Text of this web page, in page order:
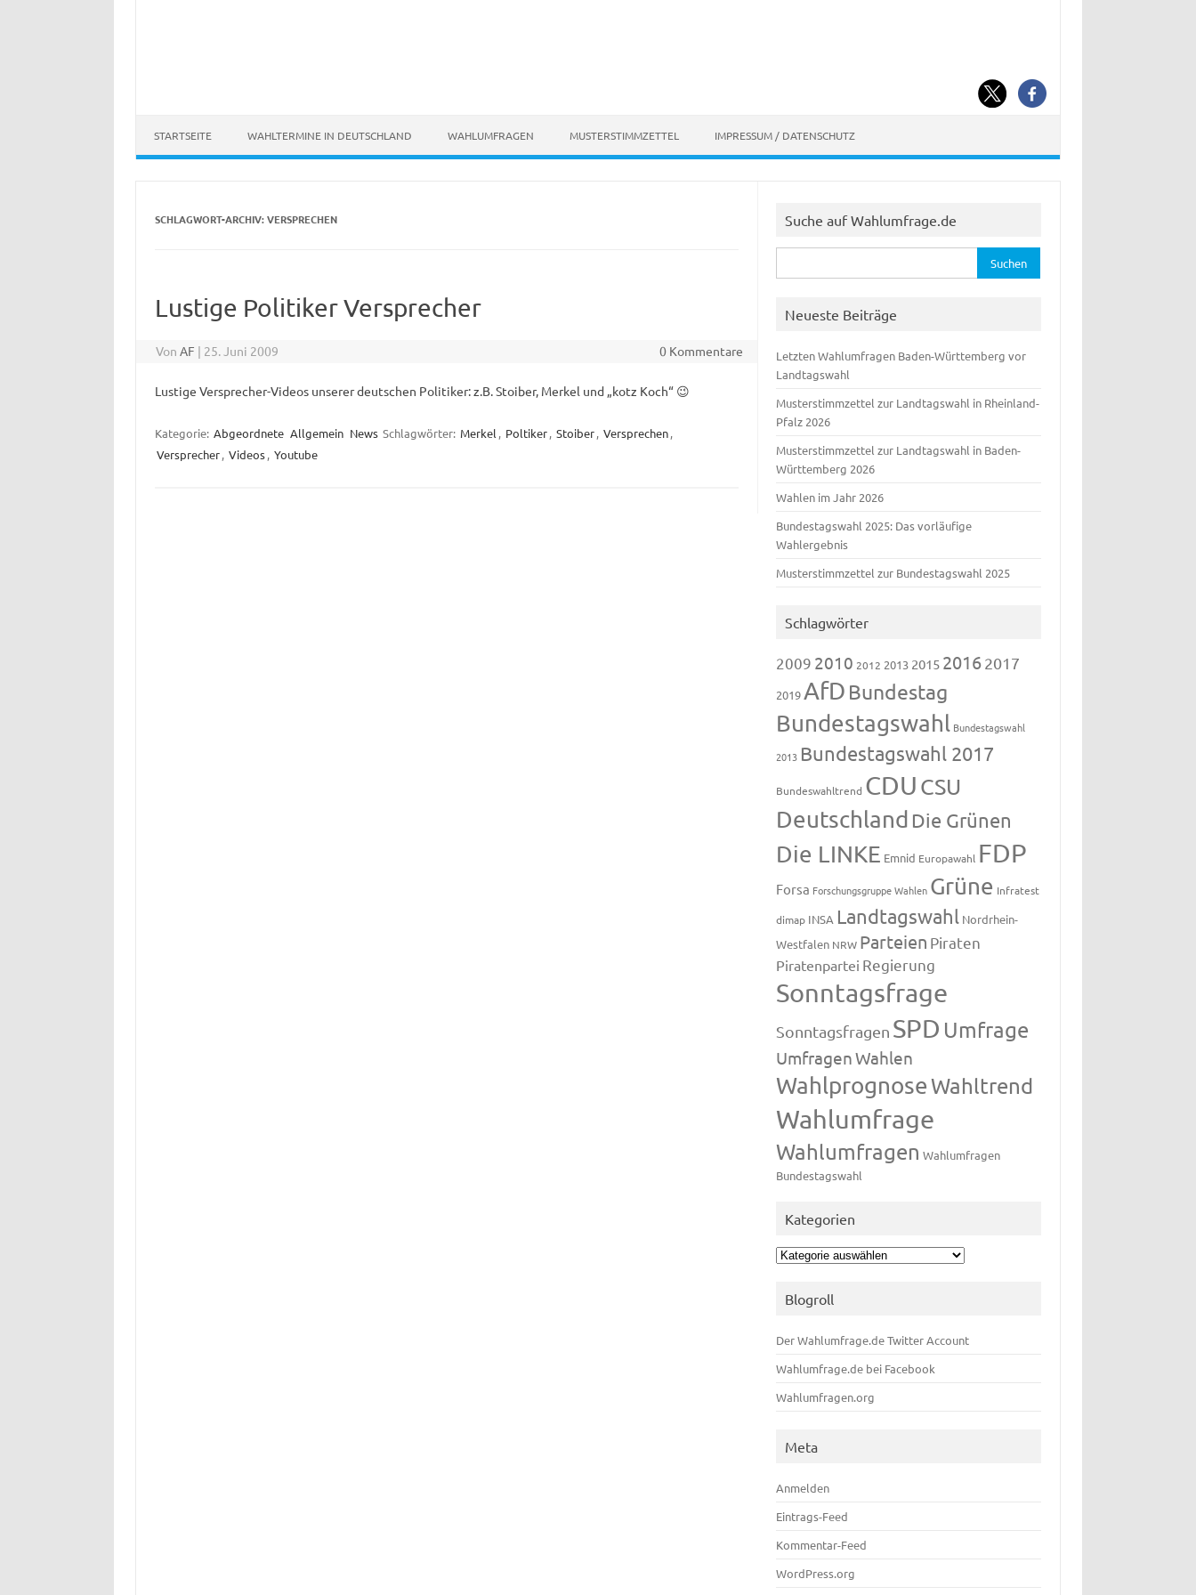
STARTSEITE WAHLTERMINE IN DEUTSCHLAND WAHLUMFRAGEN MUSTERSTIMMZETTEL IMPRESSUM / DATENSCHUTZ
SCHLAGWORT-ARCHIV:VERSPRECHEN
Lustige Politiker Versprecher
VonAF | 25. Juni 2009 0 Kommentare
Lustige Versprecher-Videos unserer deutschen Politiker: z.B. Stoiber, Merkel und „kotz Koch“ 😉
Kategorie: Abgeordnete Allgemein News Schlagwörter: Merkel , Poltiker, Stoiber, Versprechen,
Versprecher, Videos, Youtube
Suche auf Wahlumfrage.de
nach:
Neueste Beiträge
Letzten Wahlumfragen Baden-Württemberg vor
Landtagswahl
Musterstimmzettel zur Landtagswahl in Rheinland-
Pfalz 2026
Musterstimmzettel zur Landtagswahl in Baden-
Württemberg 2026
Wahlen im Jahr 2026
Bundestagswahl 2025: Das vorläufige
Wahlergebnis
Musterstimmzettel zur Bundestagswahl 2025
Schlagwörter
2009 2010 2012 2013 2015 20162017
2019AfD Bundestag
Bundestagswahl Bundestagswahl
2013 Bundestagswahl 2017
Bundeswahltrend CDUCSU
Deutschland Die Grünen
Die LINKE Emnid Europawahl FDP
Forsa Forschungsgruppe Wahlen Grüne Infratest
dimap INSA Landtagswahl Nordrhein-
Westfalen NRW Parteien Piraten
Piratenpartei Regierung
Sonntagsfrage
Sonntagsfragen SPD Umfrage
UmfragenWahlen
WahlprognoseWahltrend
Wahlumfrage
Wahlumfragen Wahlumfragen
Bundestagswahl
Kategorien
Kategorien
Blogroll
Der Wahlumfrage.de Twitter Account
Wahlumfrage.de bei Facebook
Wahlumfragen.org
Meta
Anmelden
Eintrags-Feed
Kommentar-Feed
WordPress.org